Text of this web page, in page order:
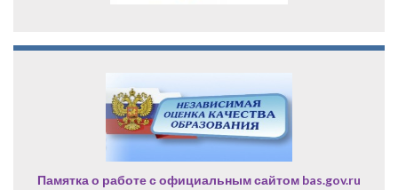
Памятка о работе с официальным сайтом bas.gov.ru